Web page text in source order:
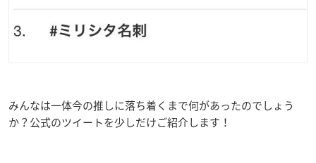
みんなは一体今の推しに落ち着くまで何があったのでしょう
か？公式のツイートを少しだけご紹介します！